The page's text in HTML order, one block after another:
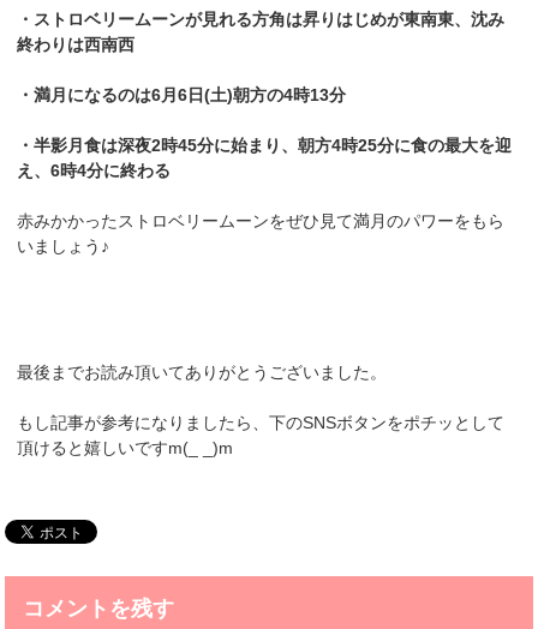
・ストロベリームーンが見れる方角は昇りはじめが東南東、沈み
終わりは西南西
・満月になるのは6月6日(土)朝方の4時13分
・半影月食は深夜2時45分に始まり、朝方4時25分に食の最大を迎
え、6時4分に終わる
赤みかかったストロベリームーンをぜひ見て満月のパワーをもら
いましょう♪
最後までお読み頂いてありがとうございました。
もし記事が参考になりましたら、下のSNSボタンをポチッとして
頂けると嬉しいですm(_ _)m
コメントを残す